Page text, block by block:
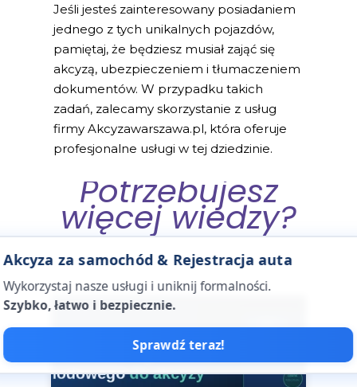
Akcyza za samochód & Rejestracja auta
Wykorzystaj nasze usługi i uniknij formalności.
Szybko, łatwo i bezpiecznie.
Sprawdź teraz!
Jeśli jesteś zainteresowany posiadaniem
jednego z tych unikalnych pojazdów,
pamiętaj, że będziesz musiał zająć się
akcyzą, ubezpieczeniem i tłumaczeniem
dokumentów. W przypadku takich
zadań, zalecamy skorzystanie z usług
firmy Akcyzawarszawa.pl, która oferuje
profesjonalne usługi w tej dziedzinie.
Potrzebujesz
więcej wiedzy?